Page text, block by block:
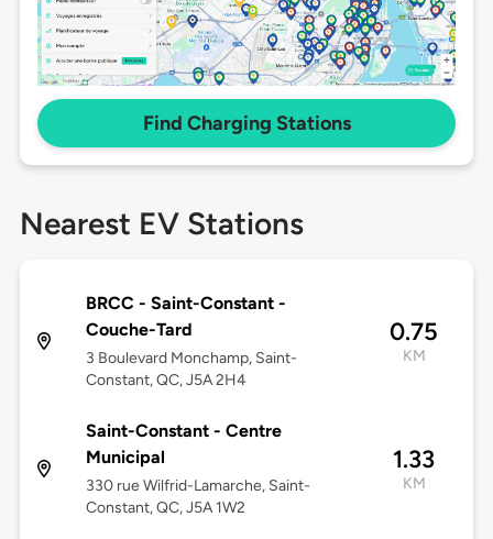
Find Charging Stations
Nearest EV Stations
BRCC - Saint-Constant -
Couche-Tard
3 Boulevard Monchamp, Saint-
Constant, QC, J5A 2H4
0.75
KM
Saint-Constant - Centre
Municipal
330 rue Wilfrid-Lamarche, Saint-
Constant, QC, J5A 1W2
1.33
KM